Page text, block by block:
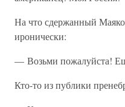
На что сдержанный
иронически:
— Возьми пожалуйста!
Кто-то из публики